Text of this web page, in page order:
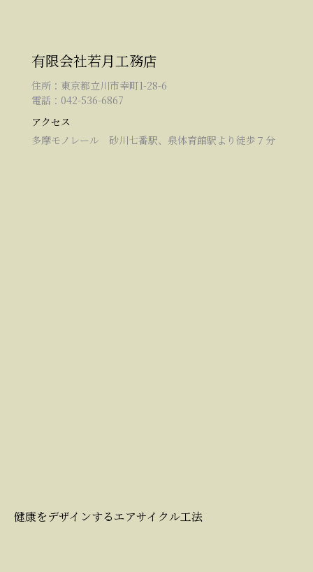
有限会社若月工務店
住所：東京都立川市幸町1-28-6
電話：042-536-6867
アクセス
多摩モノレール 砂川七番駅、泉体育館駅より徒歩７分
健康をデザインするエアサイクル工法